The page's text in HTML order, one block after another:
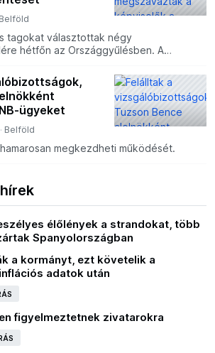
Belföld
tagokat választottak négy
hétfőn az Országgyűlésben. A
ügyeket
Belföld
megkezdheti működését.
élőlények a strandokat, több
Spanyolországban
a kormányt, ezt követelik a
adatok után
figyelmeztetnek zivatarokra